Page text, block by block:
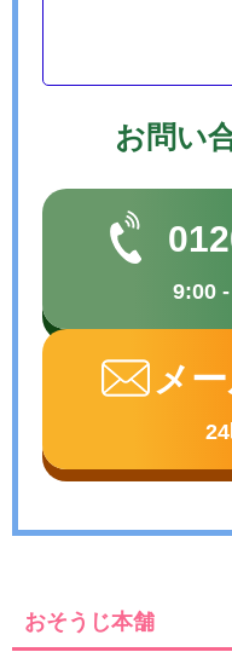
お問い
9:00
メ
おそうじ本舗